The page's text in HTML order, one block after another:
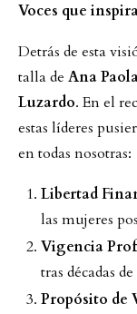
Voces que
Detrás de esta
talla de Ana
Luzardo. En el
estas líderes
en todas nosotras:
Libertad
las mujeres
Vigencia
tras décadas
Propósito de